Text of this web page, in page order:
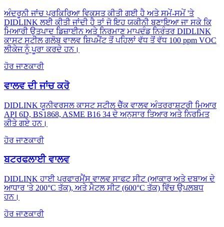
ਅੰਦਰੂਨੀ ਜਾਂਚ ਪ੍ਰਕਿਰਿਆ ਵਿਕਸਤ ਕੀਤੀ ਗਈ ਹੈ ਅਤੇ ਸਮੇਂ-ਸਮੇਂ 'ਤੇ
DIDLINK ਲਈ ਕੀਤੀ ਜਾਂਦੀ ਹੈ ਤਾਂ ਜੋ ਇਹ ਯਕੀਨੀ ਬਣਾਇਆ ਜਾ ਸਕੇ ਕਿ
ਮਿਆਰੀ ਉਤਪਾਦ ਡਿਜ਼ਾਈਨ ਅਤੇ ਨਿਰਮਾਣ ਮਾਪਦੰਡ ਨਿਰੰਤਰ DIDLINK
ਕਾਸਟ ਸਟੀਲ ਗਲੋਬ ਵਾਲਵ ਸ਼ਿਪਮੈਂਟ ਤੋਂ ਪਹਿਲਾਂ ਵੱਧ ਤੋਂ ਵੱਧ 100 ppm VOC
ਲੀਕੇਜ ਨੂੰ ਪੂਰਾ ਕਰਦੇ ਹਨ।
ਹੋਰ ਜਾਣਕਾਰੀ
ਵਾਲਵ ਦੀ ਜਾਂਚ ਕਰੋ
DIDLINK ਯੂਨੀਵਰਸਲ ਕਾਸਟ ਸਟੀਲ ਚੈੱਕ ਵਾਲਵ ਅੰਤਰਰਾਸ਼ਟਰੀ ਮਿਆਰ
API 6D, BS1868, ASME B16 34 ਦੇ ਅਨੁਸਾਰ ਤਿਆਰ ਅਤੇ ਨਿਰਮਿਤ
ਕੀਤੇ ਗਏ ਹਨ।
ਹੋਰ ਜਾਣਕਾਰੀ
ਬਟਰਫਲਾਈ ਵਾਲਵ
DIDLINK ਹਾਈ ਪਰਫਾਰਮੈਂਸ ਵਾਲਵ ਸਾਫਟ ਸੀਟ (ਆਕਾਰ ਅਤੇ ਦਬਾਅ ਦੇ
ਆਧਾਰ 'ਤੇ 200°C ਤੱਕ), ਅਤੇ ਮੈਟਲ ਸੀਟ (600°C ਤੱਕ) ਵਿੱਚ ਉਪਲਬਧ
ਹਨ।
ਹੋਰ ਜਾਣਕਾਰੀ